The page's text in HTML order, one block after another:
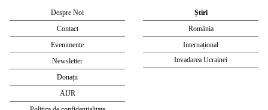
Despre Noi
Contact
Evenimente
Newsletter
Donații
AIJR
Știri
România
Internațional
Invadarea Ucrainei